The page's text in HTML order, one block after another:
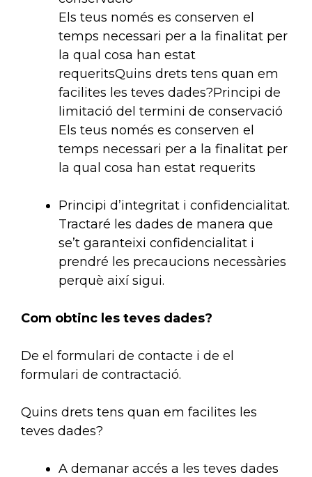
Els teus només es conserven el
temps necessari per a la finalitat per
la qual cosa han estat
requeritsQuins drets tens quan em
facilites les teves dades?Principi de
limitació del termini de conservació
Els teus només es conserven el
temps necessari per a la finalitat per
la qual cosa han estat requerits
Principi d’integritat i confidencialitat.
Tractaré les dades de manera que
se’t garanteixi confidencialitat i
prendré les precaucions necessàries
perquè així sigui.
Com obtinc les teves dades?
De el formulari de contacte i de el
formulari de contractació.
Quins drets tens quan em facilites les
teves dades?
A demanar accés a les teves dades